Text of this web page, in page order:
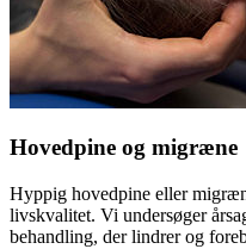
Hovedpine og migræne
Hyppig hovedpine eller
livskvalitet. Vi undersøger
behandling, der lindrer og